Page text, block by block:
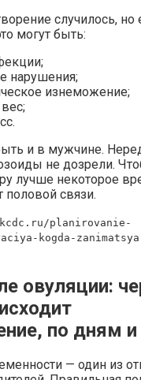
случилось, но
могут быть:
нарушения;
изнеможение;
и в мужчине.
не дозрели.
лучше некоторое
половой связи.
planirovanie-
kogda-
овуляции:
по дням
— один из